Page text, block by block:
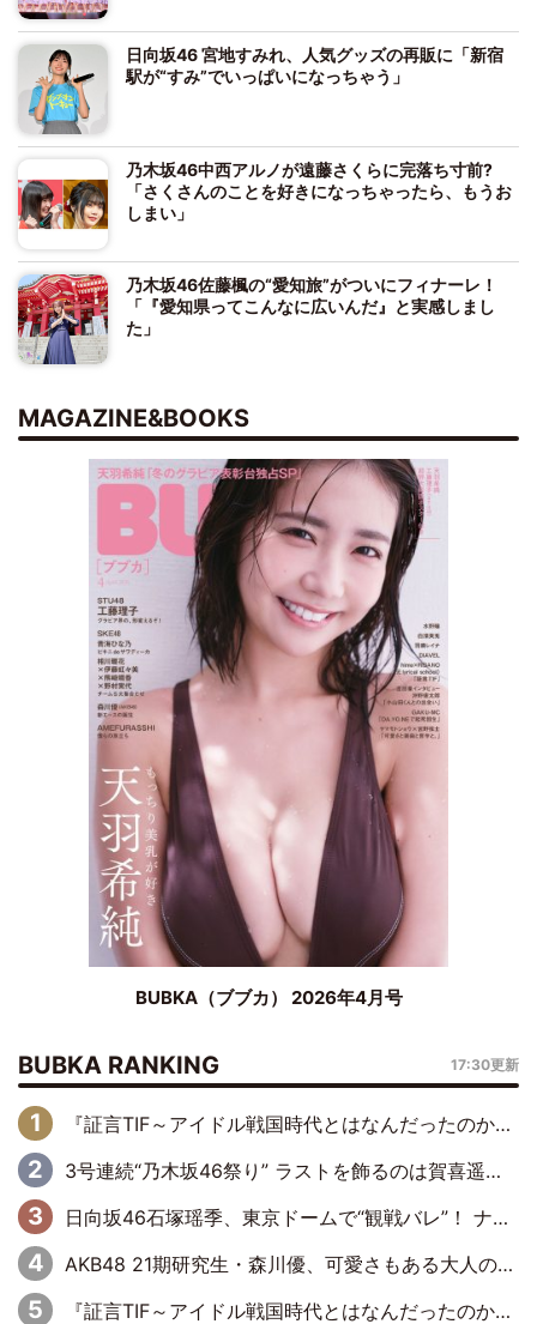
日向坂46 宮地すみれ、人気グッズの再販に「新宿
駅が“すみ”でいっぱいになっちゃう」
乃木坂46中西アルノが遠藤さくらに完落ち寸前?
「さくさんのことを好きになっちゃったら、もうお
しまい」
乃木坂46佐藤楓の“愛知旅”がついにフィナーレ！
「『愛知県ってこんなに広いんだ』と実感しまし
た」
MAGAZINE&BOOKS
BUBKA（ブブカ） 2026年4月号
BUBKA RANKING 17:30更新
『証言TIF～アイドル戦国時代とはなんだったのか～』第6回：でんぱ組.inc・古川未鈴×相沢梨紗「『ハロプロやりたかったな』って言ったら、夢眠ねむさんに『てめえはでんぱ組．incなんだよ！』って肩パンされて(笑)」
3号連続“乃木坂46祭り” ラストを飾るのは賀喜遥香…5年ぶりの登場に「5年分大人になった私を見ていただけたら」
日向坂46石塚瑶季、東京ドームで“観戦バレ”！ ナイツ・塙も認めた「巨人に詳しすぎるアイドル」は元VENUSスクール生で杉内コーチ推し⁉
AKB48 21期研究生・森川優、可愛さもある大人の女性に
『証言TIF～アイドル戦国時代とはなんだったのか～』第10回：さくら学院・武藤彩未×飯田らうら「正直、中3で辞めるというのを信じてなくて。そう言われてはいたけど、嘘でしょって」